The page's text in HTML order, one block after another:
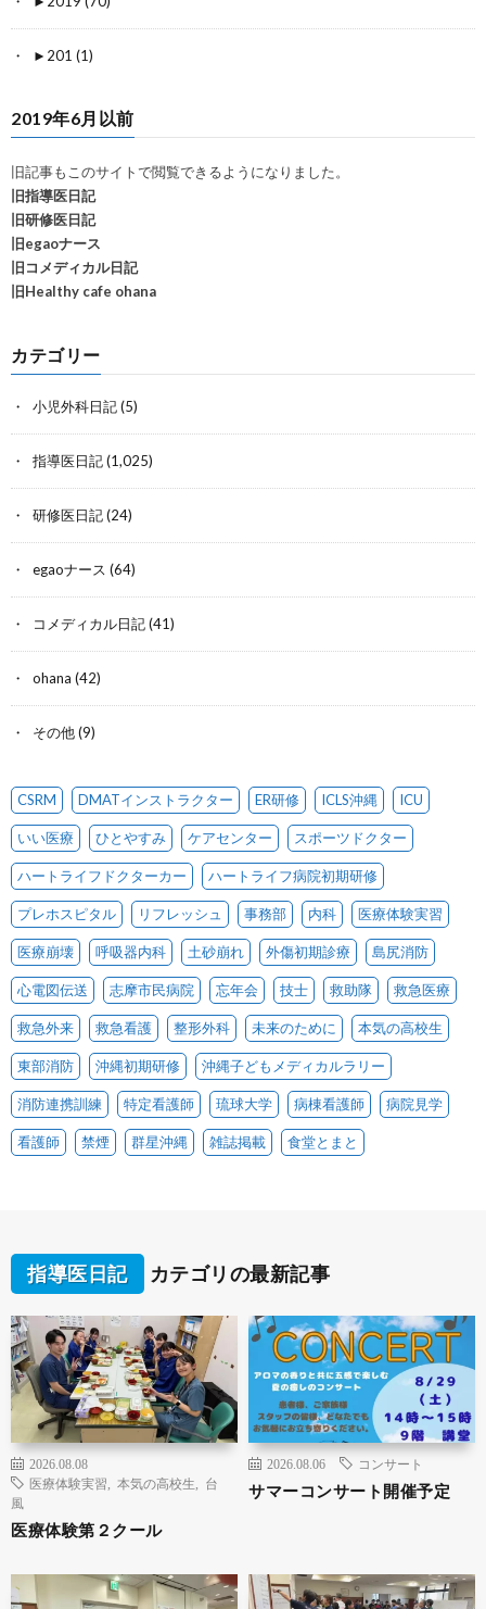
► 201 (1)
2019年6月以前
旧記事もこのサイトで閲覧できるようになりました。
旧指導医日記
旧研修医日記
旧egaoナース
旧コメディカル日記
旧Healthy cafe ohana
カテゴリー
小児外科日記(5)
指導医日記(1,025)
研修医日記(24)
egaoナース (64)
コメディカル日記(41)
ohana (42)
その他(9)
CSRM DMATインストラクター ER研修 ICLS沖縄 ICU
いい医療 ひとやすみ ケアセンター スポーツドクター
ハートライフドクターカー ハートライフ病院初期研修
プレホスピタル リフレッシュ 事務部 内科 医療体験実習
医療崩壊 呼吸器内科 土砂崩れ 外傷初期診療 島尻消防
心電図伝送 志摩市民病院 忘年会 技士 救助隊 救急医療
救急外来 救急看護 整形外科 未来のために 本気の高校生
東部消防 沖縄初期研修 沖縄子どもメディカルラリー
消防連携訓練 特定看護師 琉球大学 病棟看護師 病院見学
看護師 禁煙 群星沖縄 雑誌掲載 食堂とまと
指導医日記 カテゴリの最新記事
2026.08.08
医療体験実習
本気の高校生
台
風
医療体験第２クール
2026.08.06 コンサート
サマーコンサート開催予定